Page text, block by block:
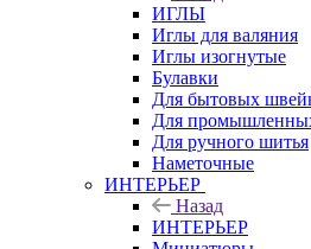
ИГЛЫ
Иглы для валяния
Иглы изогнутые
Булавки
Для бытовых
Для
Для ручного шитья
Наметочные
ИНТЕРЬЕР
Назад
ИНТЕРЬЕР